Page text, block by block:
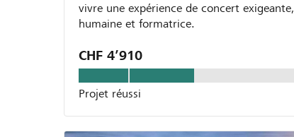
vivre une expérience de concert exigeante,
humaine et formatrice.
CHF 4’910
Projet réussi